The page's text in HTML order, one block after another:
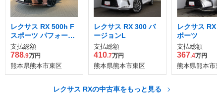
レクサス RX 500h F
スポーツ パフォーマ
ンス 4WD
支払総額
788.9万円
熊本県熊本市東区
レクサス RX 300 バ
ージョンL
支払総額
410.7万円
熊本県熊本市東区
レクサス RX
ポーツ
支払総額
367.4万円
熊本県熊本市
レクサス RXの中古車をもっと見る